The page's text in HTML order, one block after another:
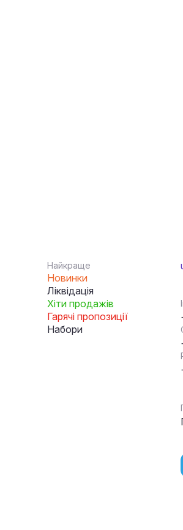
Найкраще
Новинки
Ліквідація
Хіти продажів
Гарячі пропозиції
Набори